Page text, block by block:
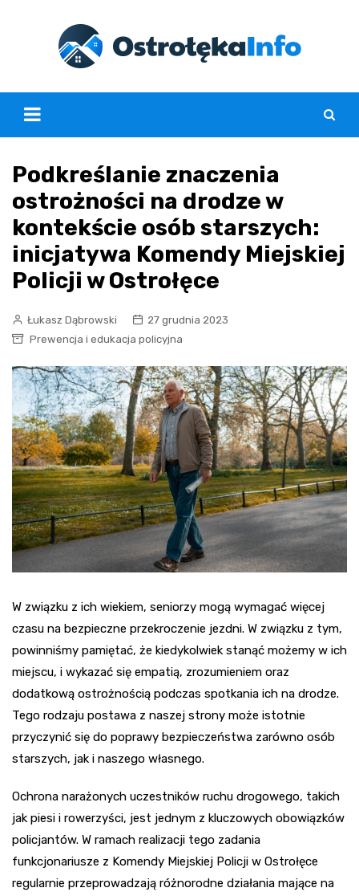
Podkreślanie znaczenia
ostrożności na drodze w
kontekście osób starszych:
inicjatywa Komendy Miejskiej
Policji w Ostrołęce
Łukasz Dąbrowski
27 grudnia 2023
Prewencja i edukacja policyjna
W związku z ich wiekiem, seniorzy mogą wymagać więcej
czasu na bezpieczne przekroczenie jezdni. W związku z tym,
powinniśmy pamiętać, że kiedykolwiek stanąć możemy w ich
miejscu, i wykazać się empatią, zrozumieniem oraz
dodatkową ostrożnością podczas spotkania ich na drodze.
Tego rodzaju postawa z naszej strony może istotnie
przyczynić się do poprawy bezpieczeństwa zarówno osób
starszych, jak i naszego własnego.
Ochrona narażonych uczestników ruchu drogowego, takich
jak piesi i rowerzyści, jest jednym z kluczowych obowiązków
policjantów. W ramach realizacji tego zadania
funkcjonariusze z Komendy Miejskiej Policji w Ostrołęce
regularnie przeprowadzają różnorodne działania mające na